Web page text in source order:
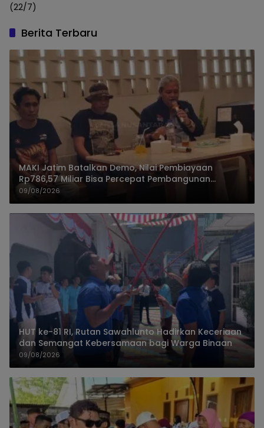
(22/7)
Berita Terbaru
MAKI Jatim Batalkan Demo, Nilai Pembiayaan
Rp786,57 Miliar Bisa Percepat Pembangunan
Jember
09/08/2026
HUT ke-81 RI, Rutan Sawahlunto Hadirkan Keceriaan
dan Semangat Kebersamaan bagi Warga Binaan
09/08/2026